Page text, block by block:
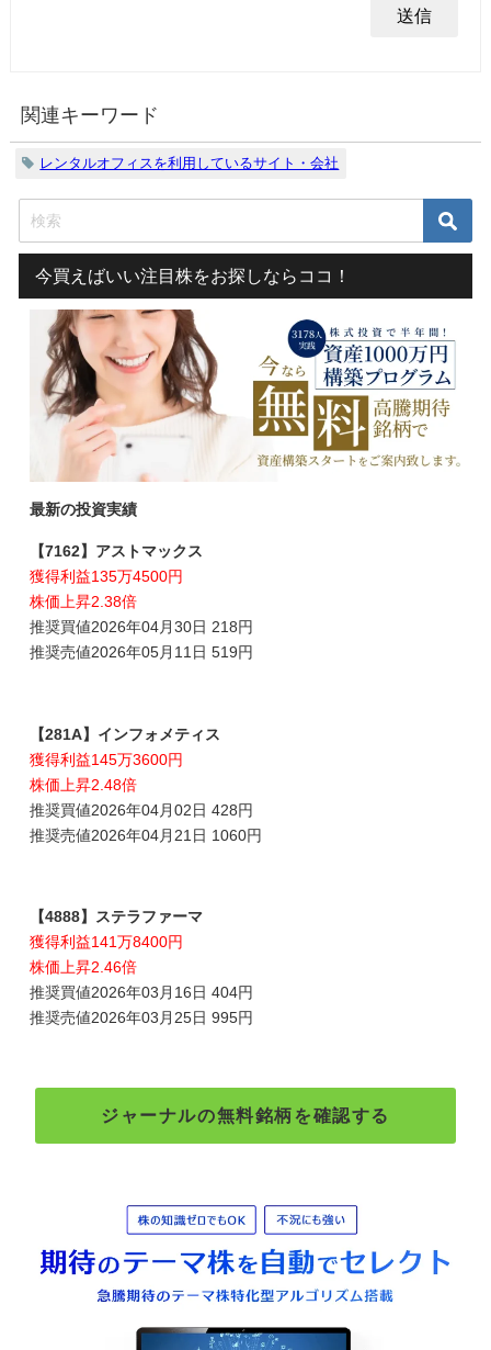
関連キーワード
レンタルオフィスを利用しているサイト・会社
今買えばいい注目株をお探しならココ！
最新の投資実績
【7162】アストマックス
獲得利益135万4500円
株価上昇2.38倍
推奨買値2026年04月30日 218円
推奨売値2026年05月11日 519円
【281A】インフォメティス
獲得利益145万3600円
株価上昇2.48倍
推奨買値2026年04月02日 428円
推奨売値2026年04月21日 1060円
【4888】ステラファーマ
獲得利益141万8400円
株価上昇2.46倍
推奨買値2026年03月16日 404円
推奨売値2026年03月25日 995円
ジャーナルの無料銘柄を確認する